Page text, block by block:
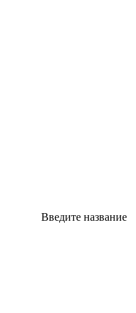
Введите название